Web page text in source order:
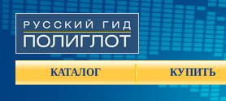
КАТАЛОГ КУПИТЬ